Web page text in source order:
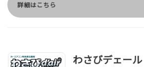
詳細はこちら
わさびデェール